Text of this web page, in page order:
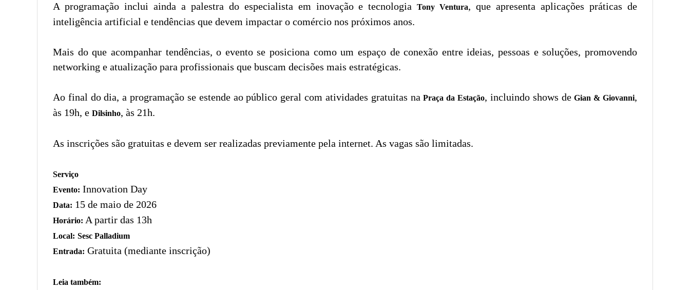
A programação inclui ainda a palestra do especialista em inovação e tecnologiaTony Ventura, que apresenta aplicações práticas de
inteligência artificial e tendências que devem impactar o comércio nos próximos anos.
Mais do que acompanhar tendências, o evento se posiciona como um espaço de conexão entre ideias, pessoas e soluções, promovendo
networking e atualização para profissionais que buscam decisões mais estratégicas.
Ao final do dia, a programação se estende ao público geral com atividades gratuitas naPraça da Estação, incluindo shows deGian & Giovanni,
às 19h, e Dilsinho, às 21h.
As inscrições são gratuitas e devem ser realizadas previamente pela internet. As vagas são limitadas.
Serviço
Evento: Innovation Day
Data: 15 de maio de 2026
Horário: A partir das 13h
Local: Sesc Palladium
Entrada: Gratuita (mediante inscrição)
Leia também: